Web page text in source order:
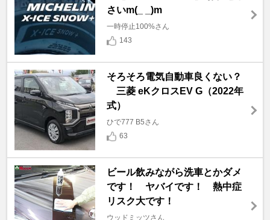
さいm(_ _)m
一時停止100%さん
143
そろそろ電気自動車良くない？
三菱 eKクロスEV G（2022年
式）
ひで777 B5さん
63
ビール飲みながら洗車とかダメ
です！ ヤバイです！ 熱中症
リスク大です！
ウッドミッツさん